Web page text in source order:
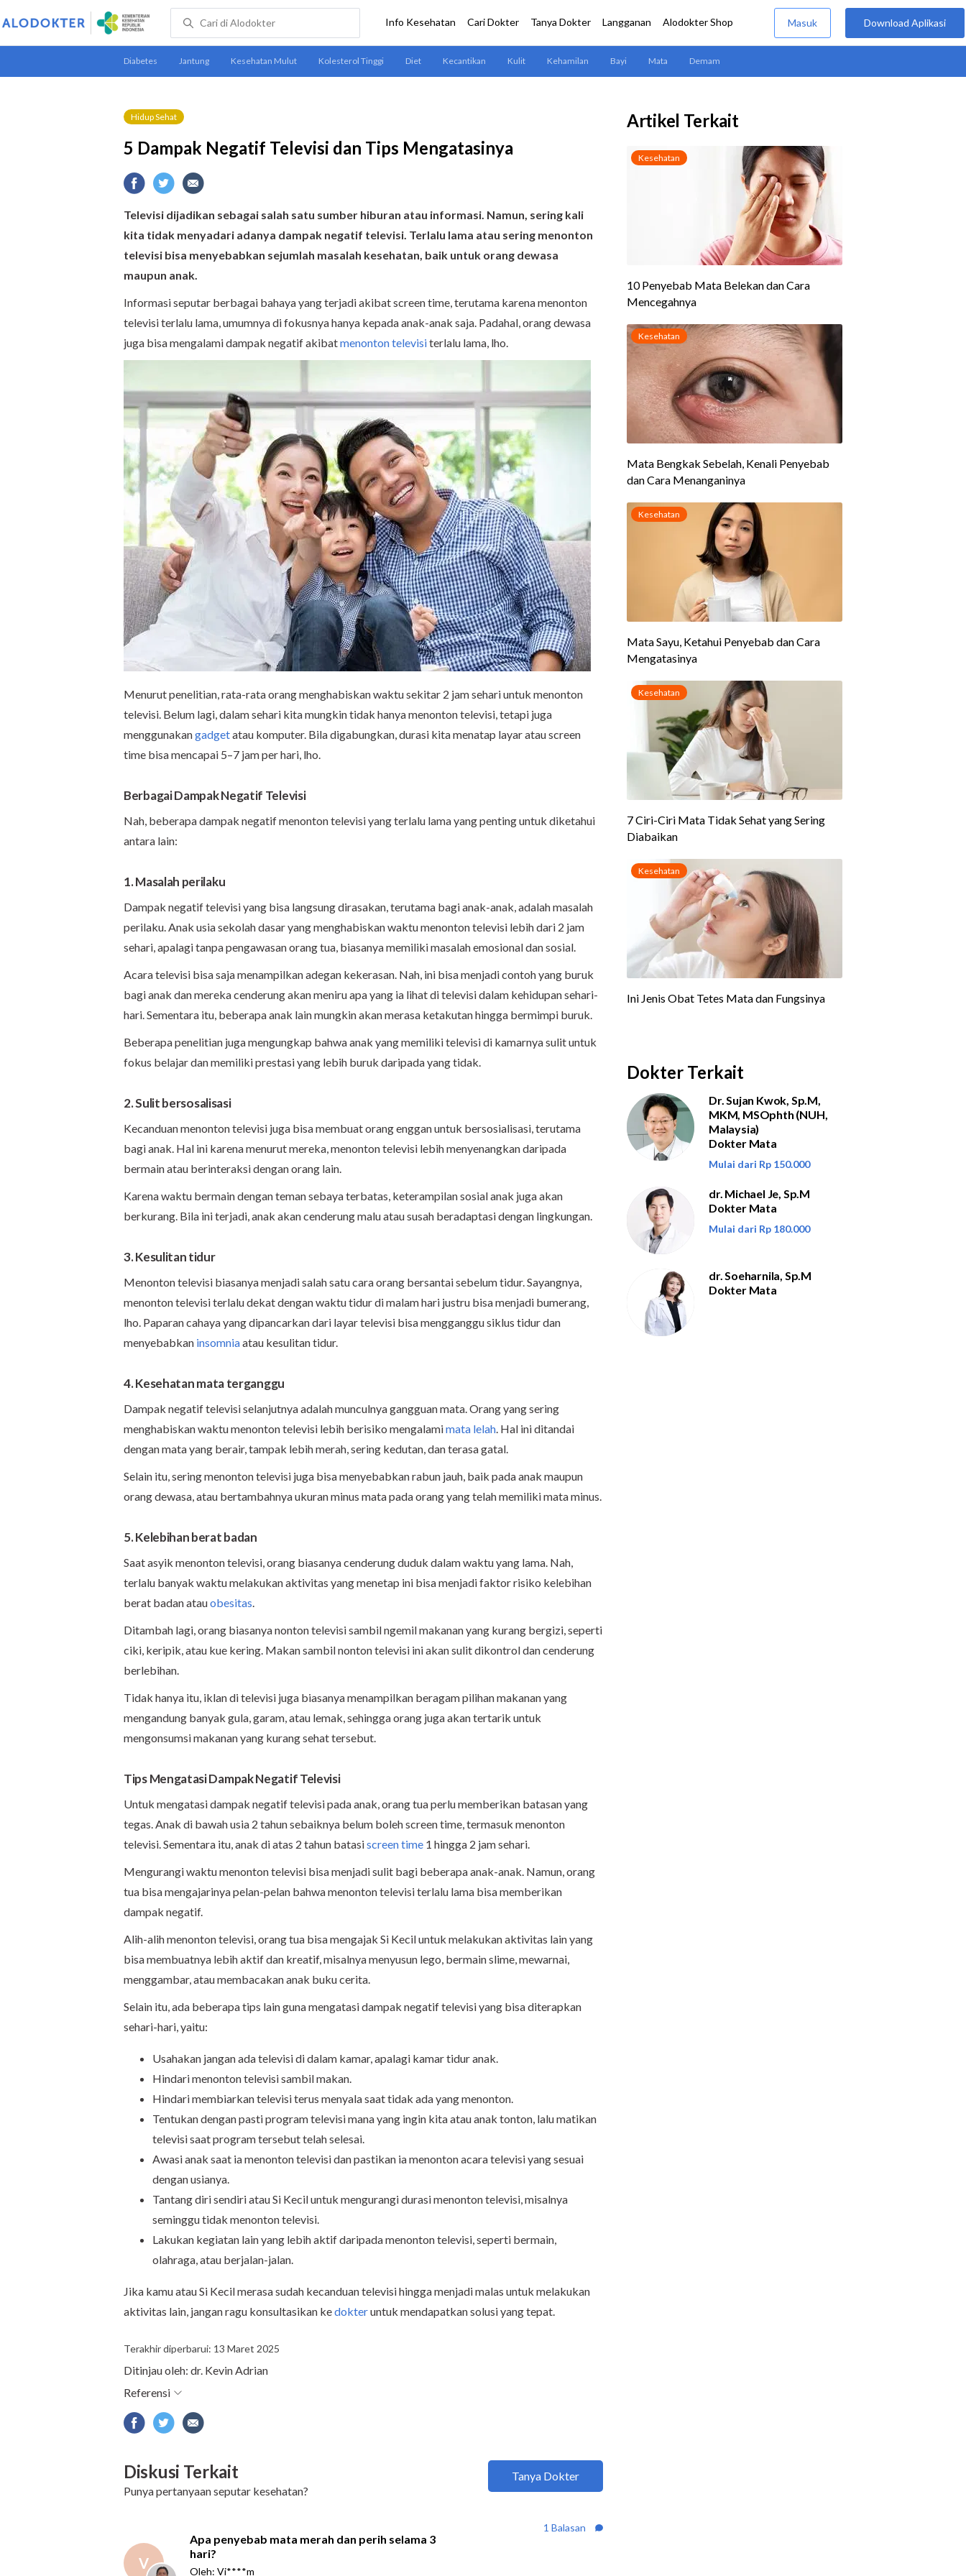
Hidup Sehat
5 Dampak Negatif Televisi dan Tips Mengatasinya
Televisi dijadikan sebagai salah satu sumber hiburan atau informasi. Namun, sering kali
kita tidak menyadari adanya dampak negatif televisi. Terlalu lama atau sering menonton
televisi bisa menyebabkan sejumlah masalah kesehatan, baik untuk orang dewasa
maupun anak.
Informasi seputar berbagai bahaya yang terjadi akibat screen time, terutama karena menonton
televisi terlalu lama, umumnya di fokusnya hanya kepada anak-anak saja. Padahal, orang dewasa
juga bisa mengalami dampak negatif akibatmenonton televisiterlalu lama, lho.
Menurut penelitian, rata-rata orang menghabiskan waktu sekitar 2 jam sehari untuk menonton
televisi. Belum lagi, dalam sehari kita mungkin tidak hanya menonton televisi, tetapi juga
menggunakangadgetatau komputer. Bila digabungkan, durasi kita menatap layar atau screen
time bisa mencapai 5–7 jam per hari, lho.
Berbagai Dampak Negatif Televisi
Nah, beberapa dampak negatif menonton televisi yang terlalu lama yang penting untuk diketahui
antara lain:
1. Masalah perilaku
Dampak negatif televisi yang bisa langsung dirasakan, terutama bagi anak-anak, adalah masalah
perilaku. Anak usia sekolah dasar yang menghabiskan waktu menonton televisi lebih dari 2 jam
sehari, apalagi tanpa pengawasan orang tua, biasanya memiliki masalah emosional dan sosial.
Acara televisi bisa saja menampilkan adegan kekerasan. Nah, ini bisa menjadi contoh yang buruk
bagi anak dan mereka cenderung akan meniru apa yang ia lihat di televisi dalam kehidupan sehari-
hari. Sementara itu, beberapa anak lain mungkin akan merasa ketakutan hingga bermimpi buruk.
Beberapa penelitian juga mengungkap bahwa anak yang memiliki televisi di kamarnya sulit untuk
fokus belajar dan memiliki prestasi yang lebih buruk daripada yang tidak.
2. Sulitbersosalisasi
Kecanduan menonton televisi juga bisa membuat orang enggan untuk bersosialisasi, terutama
bagi anak. Hal ini karena menurut mereka, menonton televisi lebih menyenangkan daripada
bermain atau berinteraksi dengan orang lain.
Karena waktu bermain dengan teman sebaya terbatas, keterampilan sosial anak juga akan
berkurang. Bila ini terjadi, anak akan cenderung malu atau susah beradaptasi dengan lingkungan.
3. Kesulitan tidur
Menonton televisi biasanya menjadi salah satu cara orang bersantai sebelum tidur. Sayangnya,
menonton televisi terlalu dekat dengan waktu tidur di malam hari justru bisa menjadi bumerang,
lho. Paparan cahaya yang dipancarkan dari layar televisi bisa mengganggu siklus tidur dan
menyebabkan insomniaatau kesulitan tidur.
4. Kesehatan mataterganggu
Dampak negatif televisi selanjutnya adalah munculnya gangguan mata. Orang yang sering
menghabiskan waktu menonton televisi lebih berisiko mengalamimata lelah. Hal ini ditandai
dengan mata yang berair, tampak lebih merah, sering kedutan, dan terasa gatal.
Selain itu, sering menonton televisi juga bisa menyebabkan rabun jauh, baik pada anak maupun
orang dewasa, atau bertambahnya ukuran minus mata pada orang yang telah memiliki mata minus.
5. Kelebihan berat badan
Saat asyik menonton televisi, orang biasanya cenderung duduk dalam waktu yang lama. Nah,
terlalu banyak waktu melakukan aktivitas yang menetap ini bisa menjadi faktor risiko kelebihan
berat badan atauobesitas.
Ditambah lagi, orang biasanya nonton televisi sambil ngemil makanan yang kurang bergizi, seperti
ciki, keripik, atau kue kering. Makan sambil nonton televisi ini akan sulit dikontrol dan cenderung
berlebihan.
Tidak hanya itu, iklan di televisi juga biasanya menampilkan beragam pilihan makanan yang
mengandung banyak gula, garam, atau lemak, sehingga orang juga akan tertarik untuk
mengonsumsi makanan yang kurang sehat tersebut.
Tips Mengatasi Dampak Negatif Televisi
Untuk mengatasi dampak negatif televisi pada anak, orang tua perlu memberikan batasan yang
tegas. Anak di bawah usia 2 tahun sebaiknya belum boleh screen time, termasuk menonton
televisi. Sementara itu, anak di atas 2 tahun batasiscreen time 1 hingga 2 jam sehari.
Mengurangi waktu menonton televisi bisa menjadi sulit bagi beberapa anak-anak. Namun, orang
tua bisa mengajarinya pelan-pelan bahwa menonton televisi terlalu lama bisa memberikan
dampak negatif.
Alih-alih menonton televisi, orang tua bisa mengajak Si Kecil untuk melakukan aktivitas lain yang
bisa membuatnya lebih aktif dan kreatif, misalnya menyusun lego, bermain slime, mewarnai,
menggambar, atau membacakan anak buku cerita.
Selain itu, ada beberapa tips lain guna mengatasi dampak negatif televisi yang bisa diterapkan
sehari-hari, yaitu:
Usahakan jangan ada televisi di dalam kamar, apalagi kamar tidur anak.
Hindari menonton televisi sambil makan.
Hindari membiarkan televisi terus menyala saat tidak ada yang menonton.
Tentukan dengan pasti program televisi mana yang ingin kita atau anak tonton, lalu matikan
televisi saat program tersebut telah selesai.
Awasi anak saat ia menonton televisi dan pastikan ia menonton acara televisi yang sesuai
dengan usianya.
Tantang diri sendiri atau Si Kecil untuk mengurangi durasi menonton televisi, misalnya
seminggu tidak menonton televisi.
Lakukan kegiatan lain yang lebih aktif daripada menonton televisi, seperti bermain,
olahraga, atau berjalan-jalan.
Jika kamu atau Si Kecil merasa sudah kecanduan televisi hingga menjadi malas untuk melakukan
aktivitas lain, jangan ragu konsultasikan kedokteruntuk mendapatkan solusi yang tepat.
Terakhir diperbarui: 13 Maret 2025
Artikel Terkait
Dokter Terkait